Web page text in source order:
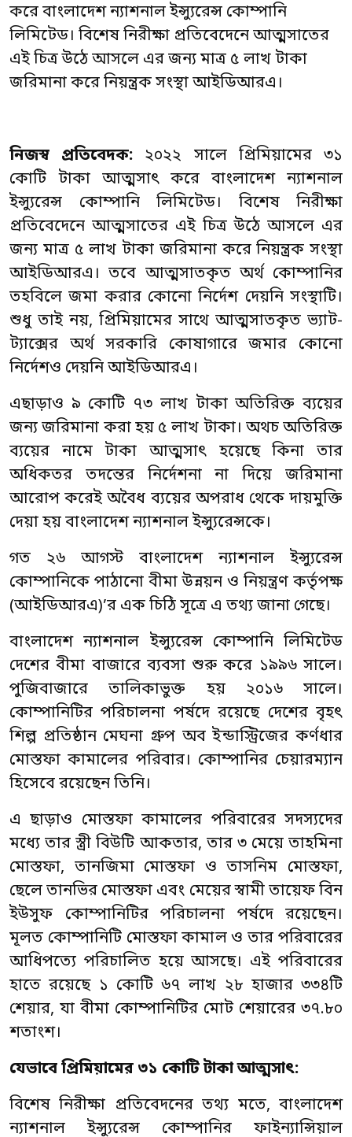
করে বাংলাদেশ ন্যাশনাল ইন্স্যুরেন্স কোম্পানি
লিমিটেড। বিশেষ নিরীক্ষা প্রতিবেদেনে আত্মসাতের
এই চিত্র উঠে আসলে এর জন্য মাত্র ৫ লাখ টাকা
জরিমানা করে নিয়ন্ত্রক সংস্থা আইডিআরএ।
নিজস্ব প্রতিবেদক: ২০২২ সালে প্রিমিয়ামের ৩১
কোটি টাকা আত্মসাৎ করে বাংলাদেশ ন্যাশনাল
ইন্স্যুরেন্স কোম্পানি লিমিটেড। বিশেষ নিরীক্ষা
প্রতিবেদেনে আত্মসাতের এই চিত্র উঠে আসলে এর
জন্য মাত্র ৫ লাখ টাকা জরিমানা করে নিয়ন্ত্রক সংস্থা
আইডিআরএ। তবে আত্মসাতকৃত অর্থ কোম্পানির
তহবিলে জমা করার কোনো নির্দেশ দেয়নি সংস্থাটি।
শুধু তাই নয়, প্রিমিয়ামের সাথে আত্মসাতকৃত ভ্যাট-
ট্যাক্সের অর্থ সরকারি কোষাগারে জমার কোনো
নির্দেশও দেয়নি আইডিআরএ।
এছাড়াও ৯ কোটি ৭৩ লাখ টাকা অতিরিক্ত ব্যয়ের
জন্য জরিমানা করা হয় ৫ লাখ টাকা। অথচ অতিরিক্ত
ব্যয়ের নামে টাকা আত্মসাৎ হয়েছে কিনা তার
অধিকতর তদন্তের নির্দেশনা না দিয়ে জরিমানা
আরোপ করেই অবৈধ ব্যয়ের অপরাধ থেকে দায়মুক্তি
দেয়া হয় বাংলাদেশ ন্যাশনাল ইন্স্যুরেন্সকে।
গত ২৬ আগস্ট বাংলাদেশ ন্যাশনাল ইন্স্যুরেন্স
কোম্পানিকে পাঠানো বীমা উন্নয়ন ও নিয়ন্ত্রণ কর্তৃপক্ষ
(আইডিআরএ)’র এক চিঠি সূত্রে এ তথ্য জানা গেছে।
বাংলাদেশ ন্যাশনাল ইন্স্যুরেন্স কোম্পানি লিমিটেড
দেশের বীমা বাজারে ব্যবসা শুরু করে ১৯৯৬ সালে।
পুজিবাজারে তালিকাভুক্ত হয় ২০১৬ সালে।
কোম্পানিটির পরিচালনা পর্ষদে রয়েছে দেশের বৃহৎ
শিল্প প্রতিষ্ঠান মেঘনা গ্রুপ অব ইন্ডাস্ট্রিজের কর্ণধার
মোস্তফা কামালের পরিবার। কোম্পানির চেয়ারম্যান
হিসেবে রয়েছেন তিনি।
এ ছাড়াও মোস্তফা কামালের পরিবারের সদস্যদের
মধ্যে তার স্ত্রী বিউটি আকতার, তার ৩ মেয়ে তাহমিনা
মোস্তফা, তানজিমা মোস্তফা ও তাসনিম মোস্তফা,
ছেলে তানভির মোস্তফা এবং মেয়ের স্বামী তায়েফ বিন
ইউসুফ কোম্পানিটির পরিচালনা পর্ষদে রয়েছেন।
মূলত কোম্পানিটি মোস্তফা কামাল ও তার পরিবারের
আধিপত্যে পরিচালিত হয়ে আসছে। এই পরিবারের
হাতে রয়েছে ১ কোটি ৬৭ লাখ ২৮ হাজার ৩৩৪টি
শেয়ার, যা বীমা কোম্পানিটির মোট শেয়ারের ৩৭.৮০
শতাংশ।
যেভাবে প্রিমিয়ামের ৩১ কোটি টাকা আত্মসাৎ:
বিশেষ নিরীক্ষা প্রতিবেদনের তথ্য মতে, বাংলাদেশ
ন্যাশনাল ইন্স্যুরেন্স কোম্পানির ফাইন্যান্সিয়াল